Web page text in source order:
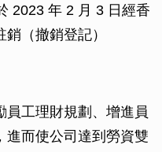
2023 年 2 月 3 日經香
（撤銷登記）
員工理財規劃、增進員
進而使公司達到勞資雙